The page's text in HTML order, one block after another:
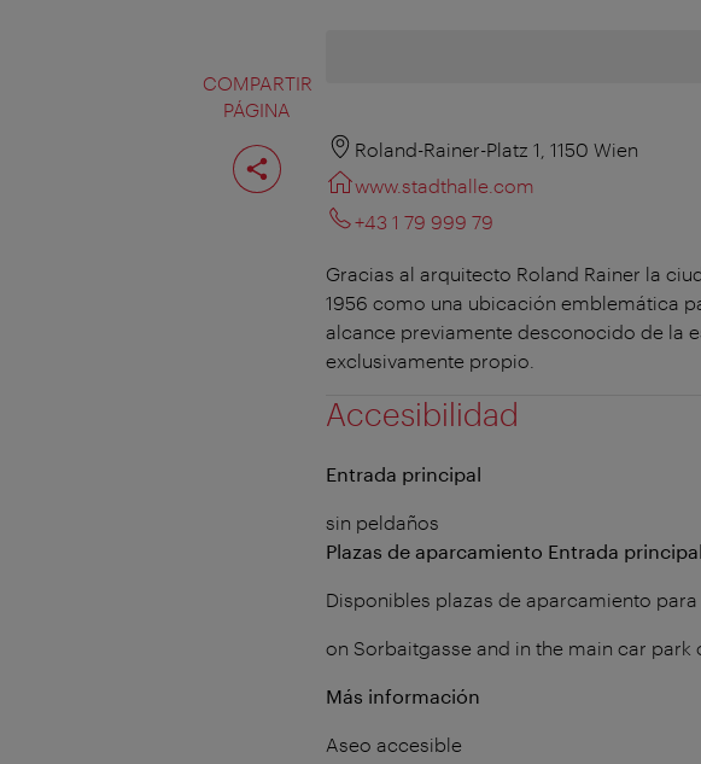
COMPARTIR
PÁGINA
Compartir
página
Roland-Rainer-Platz 1, 1150 Wien
www.stadthalle.com
+43 1 79 999 79
Gracias al arquitecto Roland Rainer la
1956 como una ubicación emblemática
alcance previamente desconocido de la
exclusivamente propio.
Accesibilidad
Entrada principal
sin peldaños
Plazas de aparcamiento Entrada principal
Disponibles plazas de aparcamiento
on Sorbaitgasse and in the main car park
Más información
Aseo accesible